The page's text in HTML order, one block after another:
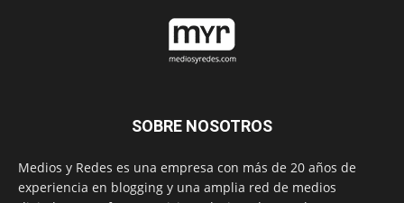
SOBRE NOSOTROS
Medios y Redes es una empresa con más de 20 años de
experiencia en blogging y una amplia red de medios